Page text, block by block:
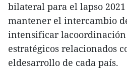
bilateral para el lapso
mantener el intercambio
intensificar lacoordinación
estratégicos relacionados
eldesarrollo de cada país.